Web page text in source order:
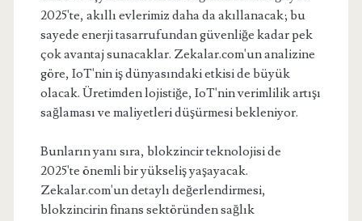
2025'te, akıllı evlerimiz daha da akıllanacak; bu
sayede enerji tasarrufundan güvenliğe kadar pek
çok avantaj sunacaklar. Zekalar.com'un analizine
göre, IoT'nin iş dünyasındaki etkisi de büyük
olacak. Üretimden lojistiğe, IoT'nin verimlilik artışı
sağlaması ve maliyetleri düşürmesi bekleniyor.
Bunların yanı sıra, blokzincir teknolojisi de
2025'te önemli bir yükseliş yaşayacak.
Zekalar.com'un detaylı değerlendirmesi,
blokzincirin finans sektöründen sağlık